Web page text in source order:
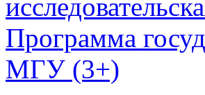
Программа
МГУ (3+)